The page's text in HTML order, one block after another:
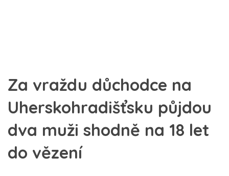
Za vraždu důchodce na
Uherskohradišťsku půjdou
dva muži shodně na 18 let
do vězení